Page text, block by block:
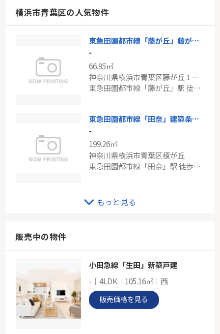
神奈川県川崎市麻生区白山５丁目
79.38㎡
東京都狛江市岩戸南４丁目
横浜市青葉区の人気物件
東急田園都市線「藤が丘」藤が丘ハウス
-
66.95㎡
神奈川県横浜市青葉区藤が丘１丁目
東急田園都市線「藤が丘」駅 徒歩6分
東急田園都市線「田奈」建築条件なし
-
199.26㎡
神奈川県横浜市青葉区榎が丘
東急田園都市線「田奈」駅 徒歩11分
あざみ野団地第３－３－６号棟
-
-
86.11㎡～96.88㎡
神奈川県横浜市青葉区大場町
もっと見る
販売中の物件
小田急線「生田」新築戸建
-｜4LDK｜105.16㎡｜西
販売価格を見る